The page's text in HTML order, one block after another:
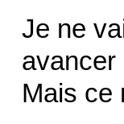
Je ne
avancer
Mais ce